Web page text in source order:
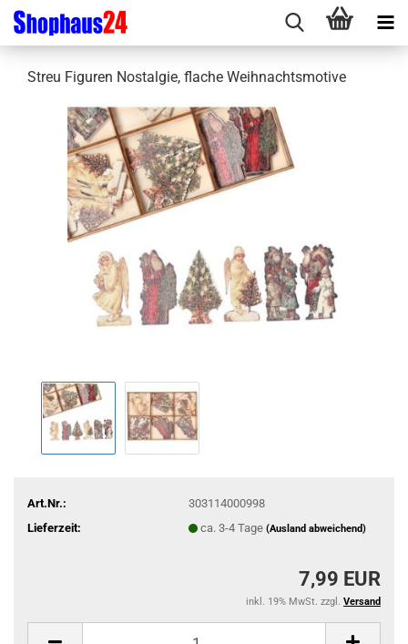
Streu Figuren Nostalgie, flache Weihnachtsmotive
Art.Nr.:
303114000998
Lieferzeit:
ca. 3-4 Tage (Ausland abweichend)
7,99 EUR
inkl. 19% MwSt. zzgl. Versand